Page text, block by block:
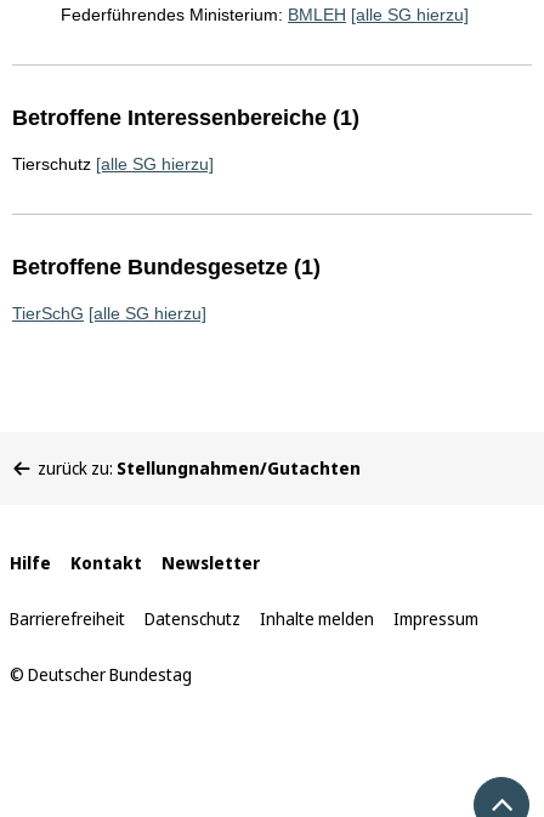
Federführendes Ministerium: BMLEH [alle SG hierzu]
Betroffene Interessenbereiche (1)
Tierschutz [alle SG hierzu]
Betroffene Bundesgesetze (1)
TierSchG [alle SG hierzu]
befinden
zurück zu: Stellungnahmen/Gutachten
Interne
Links
Hilfe Kontakt Newsletter
Barrierefreiheit Datenschutz Inhalte melden Impressum
© Deutscher Bundestag